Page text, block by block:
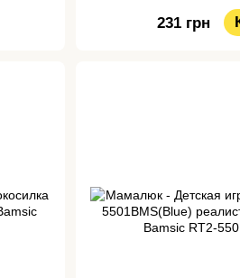
231 грн